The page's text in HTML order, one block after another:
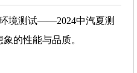
境测试——2024中汽夏测
的性能与品质。